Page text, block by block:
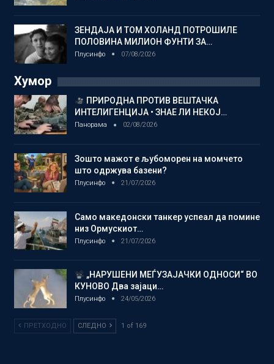
ЗЕНДАЈА И ТОМ ХОЛАНД ПОТРОШИЛЕ
ПОЛОВИНА МИЛИОН ФУНТИ ЗА…
Плусинфо 07/08/2026
Хумор
ПРИРОДНА ПРОТИВ ВЕШТАЧКА
ИНТЕЛИГЕНЦИЈА • ЗНАЕ ЛИ НЕКОЈ…
Панорама 02/08/2026
Зошто мажот е љубоморен на момчето
што одржува базени?
Плусинфо 21/07/2026
Само македонски танкер успеал да помине
низ Ормускиот…
Плусинфо 21/07/2026
„НАРУШЕНИ МЕЃУЗАЈАЧКИ ОДНОСИ“ ВО
КУНОВО Два зајаци…
Плусинфо 24/05/2026
ПРЕТХОДНО СЛЕДНО 1 of 169